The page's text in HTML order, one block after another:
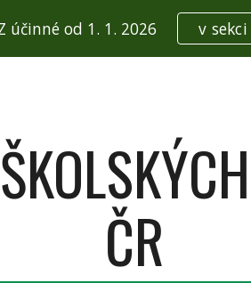
Skip to navigation
účinné od 1. 1. 2026 v
ČR